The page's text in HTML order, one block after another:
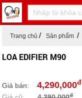
Trang chủ Sản phẩm
LOA EDIFIER M90
Giá bán: 4,290,000đ
đ